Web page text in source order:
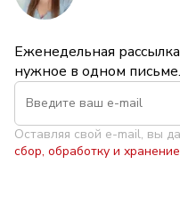
Еженедельная
нужное в одном
Оставляя свой e-mail, вы
сбор, обработку и